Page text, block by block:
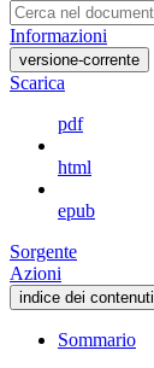
Informazioni
versione-corrente
Scarica
pdf
html
epub
Sorgente
Azioni
indice dei contenuti
Sommario